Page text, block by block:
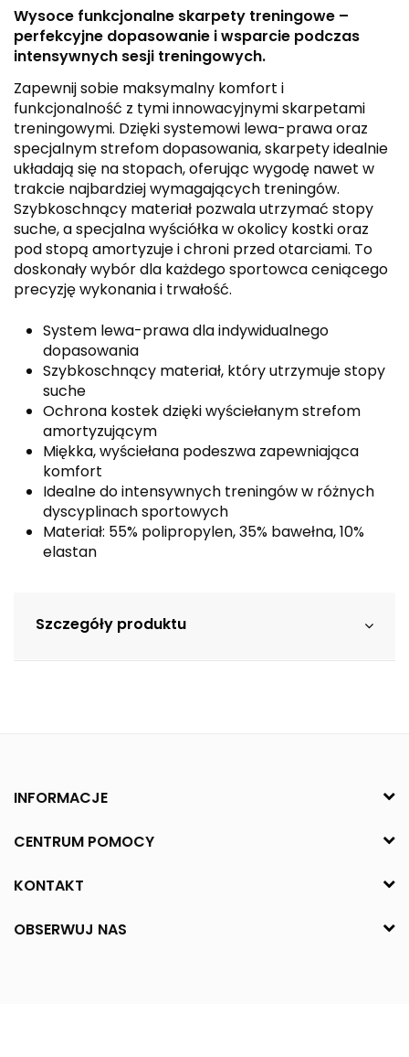
Wysoce funkcjonalne skarpety treningowe –
perfekcyjne dopasowanie i wsparcie podczas
intensywnych sesji treningowych.
Zapewnij sobie maksymalny komfort i
funkcjonalność z tymi innowacyjnymi skarpetami
treningowymi. Dzięki systemowi lewa-prawa oraz
specjalnym strefom dopasowania, skarpety idealnie
układają się na stopach, oferując wygodę nawet w
trakcie najbardziej wymagających treningów.
Szybkoschnący materiał pozwala utrzymać stopy
suche, a specjalna wyściółka w okolicy kostki oraz
pod stopą amortyzuje i chroni przed otarciami. To
doskonały wybór dla każdego sportowca ceniącego
precyzję wykonania i trwałość.
System lewa-prawa dla indywidualnego
dopasowania
Szybkoschnący materiał, który utrzymuje stopy
suche
Ochrona kostek dzięki wyściełanym strefom
amortyzującym
Miękka, wyściełana podeszwa zapewniająca
komfort
Idealne do intensywnych treningów w różnych
dyscyplinach sportowych
Materiał: 55% polipropylen, 35% bawełna, 10%
elastan
Szczegóły produktu
INFORMACJE
CENTRUM POMOCY
KONTAKT
OBSERWUJ NAS